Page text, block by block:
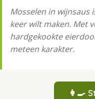
Mosselen in wijnsaus
keer wilt maken. Met
hardgekookte
meteen karakter.
👩‍🍳